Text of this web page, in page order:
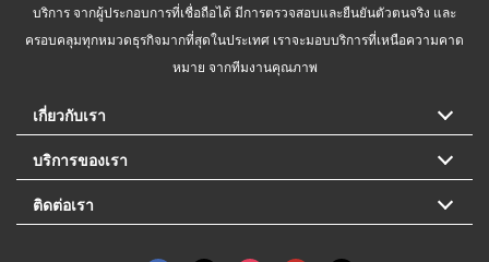
บริการ จากผู้ประกอบการที่เชื่อถือได้ มีการตรวจสอบและยืนยันตัวตนจริง และ
ครอบคลุมทุกหมวดธุรกิจมากที่สุดในประเทศ เราจะมอบบริการที่เหนือความคาด
หมาย จากทีมงานคุณภาพ
เกี่ยวกับเรา
บริการของเรา
ติดต่อเรา